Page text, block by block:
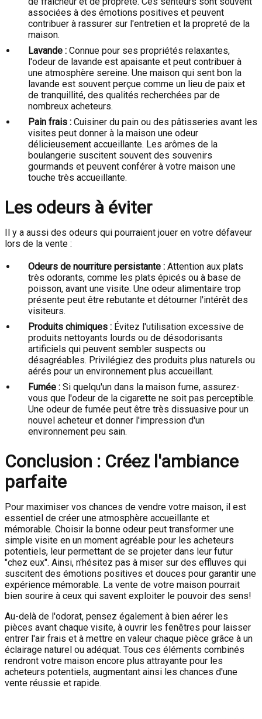
associées à des émotions positives et peuvent
contribuer à rassurer sur l'entretien et la propreté de la
maison.
Lavande : Connue pour ses propriétés relaxantes,
l'odeur de lavande est apaisante et peut contribuer à
une atmosphère sereine. Une maison qui sent bon la
lavande est souvent perçue comme un lieu de paix et
de tranquillité, des qualités recherchées par de
nombreux acheteurs.
Pain frais : Cuisiner du pain ou des pâtisseries avant les
visites peut donner à la maison une odeur
délicieusement accueillante. Les arômes de la
boulangerie suscitent souvent des souvenirs
gourmands et peuvent conférer à votre maison une
touche très accueillante.
Les odeurs à éviter
Il y a aussi des odeurs qui pourraient jouer en votre défaveur
lors de la vente :
Odeurs de nourriture persistante : Attention aux plats
très odorants, comme les plats épicés ou à base de
poisson, avant une visite. Une odeur alimentaire trop
présente peut être rebutante et détourner l'intérêt des
visiteurs.
Produits chimiques : Évitez l'utilisation excessive de
produits nettoyants lourds ou de désodorisants
artificiels qui peuvent sembler suspects ou
désagréables. Privilégiez des produits plus naturels ou
aérés pour un environnement plus accueillant.
Fumée : Si quelqu'un dans la maison fume, assurez-
vous que l'odeur de la cigarette ne soit pas perceptible.
Une odeur de fumée peut être très dissuasive pour un
nouvel acheteur et donner l'impression d'un
environnement peu sain.
Conclusion : Créez l'ambiance
parfaite
Pour maximiser vos chances de vendre votre maison, il est
essentiel de créer une atmosphère accueillante et
mémorable. Choisir la bonne odeur peut transformer une
simple visite en un moment agréable pour les acheteurs
potentiels, leur permettant de se projeter dans leur futur
"chez eux". Ainsi, n'hésitez pas à miser sur des effluves qui
suscitent des émotions positives et douces pour garantir une
expérience mémorable. La vente de votre maison pourrait
bien sourire à ceux qui savent exploiter le pouvoir des sens!
Au-delà de l'odorat, pensez également à bien aérer les
pièces avant chaque visite, à ouvrir les fenêtres pour laisser
entrer l'air frais et à mettre en valeur chaque pièce grâce à un
éclairage naturel ou adéquat. Tous ces éléments combinés
rendront votre maison encore plus attrayante pour les
acheteurs potentiels, augmentant ainsi les chances d'une
vente réussie et rapide.